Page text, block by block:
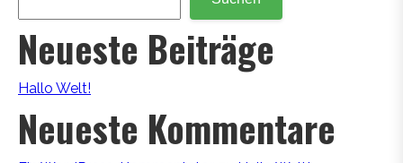
Neueste Beiträge
Hallo Welt!
Neueste Kommentare